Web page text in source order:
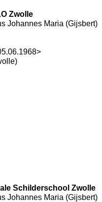
Zwolle
Johannes Maria (Gijsbert)
Schilderschool Zwolle
Johannes Maria (Gijsbert)